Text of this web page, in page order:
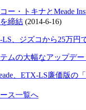
ー・トキナとMeade
締結 (2014-6-16)
LS、ジズコから25万円
ムの大幅なアップデ
、ETX-LS廉価版の
ス一覧へ